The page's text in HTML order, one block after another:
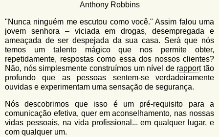
o
d
e
b
u
s
c
a
n
h
o
Anthony Robbins
"Nunca ninguém me escutou como você." Assim falou uma
jovem senhora – viciada em drogas, desempregada e
ameaçada de ser despejada da sua casa. Será que nós
temos um talento mágico que nos permite obter,
repetidamente, respostas como essa dos nossos clientes?
Não, nós simplesmente construímos um nível de rapporttão
profundo que as pessoas sentem-se verdadeiramente
ouvidas e experimentam uma sensação de segurança.
Nós descobrimos que isso é um pré-requisito para a
comunicação efetiva, quer em aconselhamento, nas nossas
vidas pessoais, na vida profissional... em qualquer lugar, e
com qualquer um.